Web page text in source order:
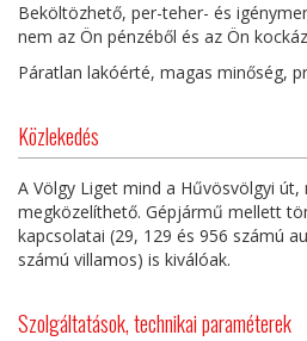
Beköltözhető, per-teher- és
nem az Ön pénzéből és az Ön
Páratlan lakóérté, magas minőség,
Közlekedés
A Völgy Liget mind a Hűvösvölgyi
megközelíthető. Gépjármű mellett
kapcsolatai (29, 129 és 956 számú
számú villamos) is kiválóak.
Szolgáltatások, technikai paraméterek